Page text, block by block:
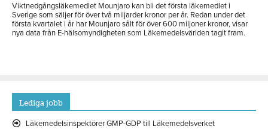
Viktnedgångsläkemedlet Mounjaro kan bli det första läkemedlet i
Sverige som säljer för över två miljarder kronor per år. Redan under det
första kvartalet i år har Mounjaro sålt för över 600 miljoner kronor, visar
nya data från E-hälsomyndigheten som Läkemedelsvärlden tagit fram.
Lediga jobb
Läkemedelsinspektörer GMP-GDP till Läkemedelsverket